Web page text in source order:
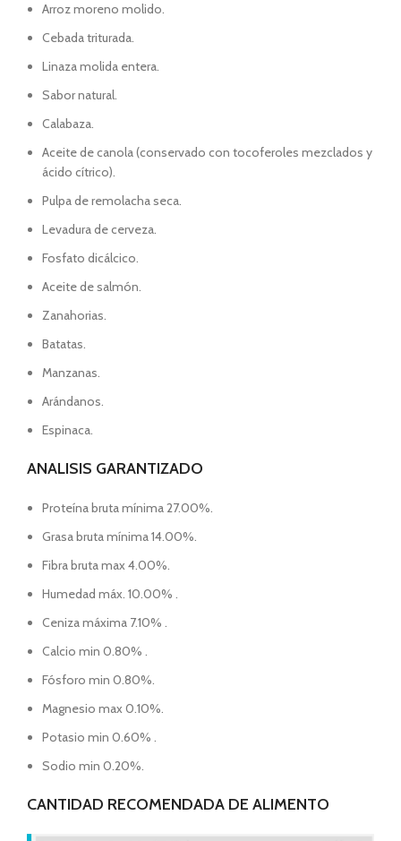
Arroz moreno molido.
Cebada triturada.
Linaza molida entera.
Sabor natural.
Calabaza.
Aceite de canola (conservado con tocoferoles mezclados y
ácido cítrico).
Pulpa de remolacha seca.
Levadura de cerveza.
Fosfato dicálcico.
Aceite de salmón.
Zanahorias.
Batatas.
Manzanas.
Arándanos.
Espinaca.
ANALISIS GARANTIZADO
Proteína bruta mínima 27.00%.
Grasa bruta mínima 14.00%.
Fibra bruta max 4.00%.
Humedad máx. 10.00% .
Ceniza máxima 7.10% .
Calcio min 0.80% .
Fósforo min 0.80%.
Magnesio max 0.10%.
Potasio min 0.60% .
Sodio min 0.20%.
CANTIDAD RECOMENDADA DE ALIMENTO